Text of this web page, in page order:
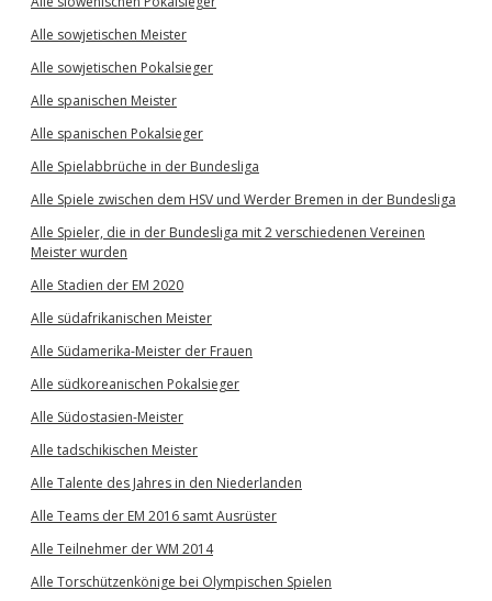
Alle sowjetischen Meister
Alle sowjetischen Pokalsieger
Alle spanischen Meister
Alle spanischen Pokalsieger
Alle Spielabbrüche in der Bundesliga
Alle Spiele zwischen dem HSV und Werder Bremen in der Bundesliga
Alle Spieler, die in der Bundesliga mit 2 verschiedenen Vereinen
Meister wurden
Alle Stadien der EM 2020
Alle südafrikanischen Meister
Alle Südamerika-Meister der Frauen
Alle südkoreanischen Pokalsieger
Alle Südostasien-Meister
Alle tadschikischen Meister
Alle Talente des Jahres in den Niederlanden
Alle Teams der EM 2016 samt Ausrüster
Alle Teilnehmer der WM 2014
Alle Torschützenkönige bei Olympischen Spielen